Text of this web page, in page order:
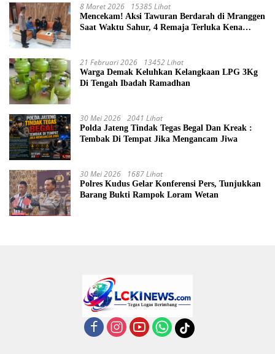
8 Maret 2026 15385 Lihat
Mencekam! Aksi Tawuran Berdarah di Mranggen
Saat Waktu Sahur, 4 Remaja Terluka Kena
21 Februari 2026 13452 Lihat
Warga Demak Keluhkan Kelangkaan LPG 3Kg
Di Tengah Ibadah Ramadhan
30 Mei 2026 2041 Lihat
Polda Jateng Tindak Tegas Begal Dan Kreak :
Tembak Di Tempat Jika Mengancam Jiwa
30 Mei 2026 1687 Lihat
Polres Kudus Gelar Konferensi Pers, Tunjukkan
Barang Bukti Rampok Loram Wetan